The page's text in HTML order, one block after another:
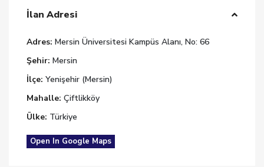
İlan Adresi
Adres: Mersin Üniversitesi Kampüs Alanı, No: 66
Şehir: Mersin
İlçe: Yenişehir (Mersin)
Mahalle: Çiftlikköy
Ülke: Türkiye
Open In Google Maps